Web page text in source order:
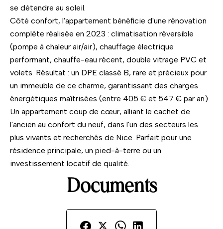
se détendre au soleil.
Côté confort, l'appartement bénéficie d'une rénovation
complète réalisée en 2023 : climatisation réversible
(pompe à chaleur air/air), chauffage électrique
performant, chauffe-eau récent, double vitrage PVC et
volets. Résultat : un DPE classé B, rare et précieux pour
un immeuble de ce charme, garantissant des charges
énergétiques maîtrisées (entre 405 € et 547 € par an).
Un appartement coup de cœur, alliant le cachet de
l'ancien au confort du neuf, dans l'un des secteurs les
plus vivants et recherchés de Nice. Parfait pour une
résidence principale, un pied-à-terre ou un
investissement locatif de qualité.
Documents